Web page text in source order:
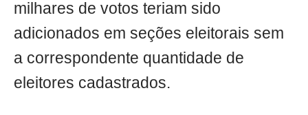
milhares de votos teriam sido
adicionados em seções eleitorais sem
a correspondente quantidade de
eleitores cadastrados.